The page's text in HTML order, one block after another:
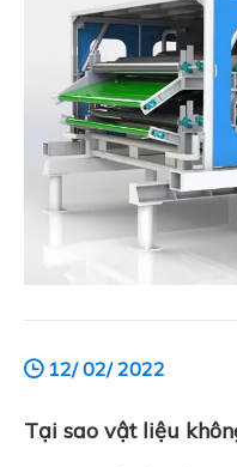
12/ 02/ 2022
Tại sao vật liệu